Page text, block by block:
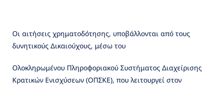
Οι αιτήσεις χρηματοδότησης, υποβάλλονται από τους
δυνητικούς Δικαιούχους, μέσω του
Ολοκληρωμένου Πληροφοριακού Συστήματος Διαχείρισης
Κρατικών Ενισχύσεων (ΟΠΣΚΕ), που λειτουργεί στον